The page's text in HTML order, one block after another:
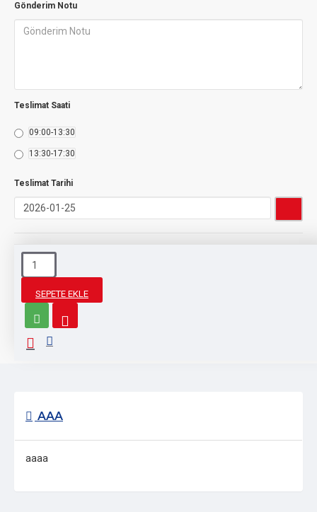
Gönderim Notu
Teslimat Saati
09:00-13:30
13:30-17:30
Teslimat Tarihi
SEPETE EKLE
Sosyal Medyada Paylaş
Etiketler:
AAA
aaaa